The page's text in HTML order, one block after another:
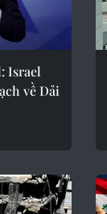
Israel
về Dải